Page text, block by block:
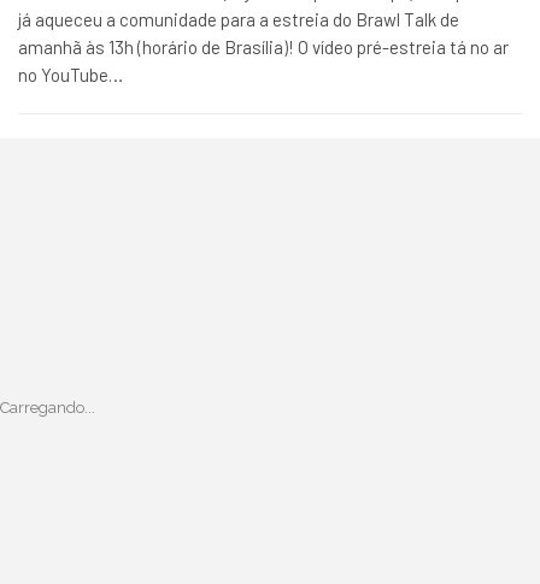
já aqueceu a comunidade para a estreia do Brawl Talk de
amanhã às 13h (horário de Brasília)! O vídeo pré-estreia tá no ar
no YouTube…
Carregando...